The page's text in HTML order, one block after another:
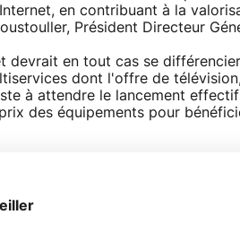
en contribuant à la
Président Directeur
devrait en tout cas se
dont l'offre de
à attendre le lancement
des équipements pour